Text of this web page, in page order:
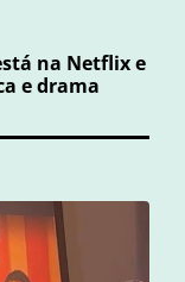
na Netflix e
e drama